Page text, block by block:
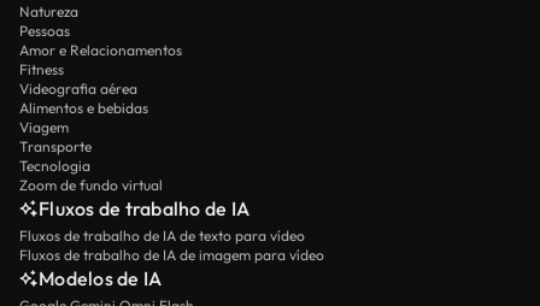
Natureza
Pessoas
Amor e Relacionamentos
Fitness
Videografia aérea
Alimentos e bebidas
Viagem
Transporte
Tecnologia
Zoom de fundo virtual
Fluxos de trabalho de IA
Fluxos de trabalho de IA de texto para vídeo
Fluxos de trabalho de IA de imagem para vídeo
Modelos de IA